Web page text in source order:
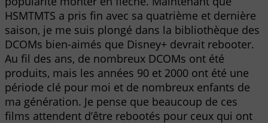
HSMTMTS a pris fin avec sa quatrième et dernière
saison, je me suis plongé dans la bibliothèque des
DCOMs bien-aimés que Disney+ devrait rebooter.
Au fil des ans, de nombreux DCOMs ont été
produits, mais les années 90 et 2000 ont été une
période clé pour moi et de nombreux enfants de
ma génération. Je pense que beaucoup de ces
films attendent d’être rebootés pour ceux qui ont